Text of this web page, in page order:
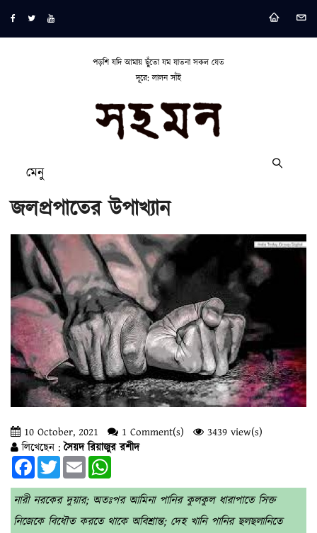
পড়শি যদি আমায় ছুঁতো যম যাতনা সকল যেত
দূরে: লালন সাঁই
মেনু
জলপ্রপাতের উপাখ্যান
10 October, 2021 1 Comment(s)
3439 view(s)
লিখেছেন : সৈয়দ রিয়াজুর রশীদ
FacebookTwitterEmail
নারী নরকের দুয়ার; অতঃপর আমিনা পানির কুলকুল ধারাপাতে সিক্ত
নিজেকে বিধৌত করতে থাকে অবিশ্রান্ত; দেহ খানি পানির ছলছলানিতে